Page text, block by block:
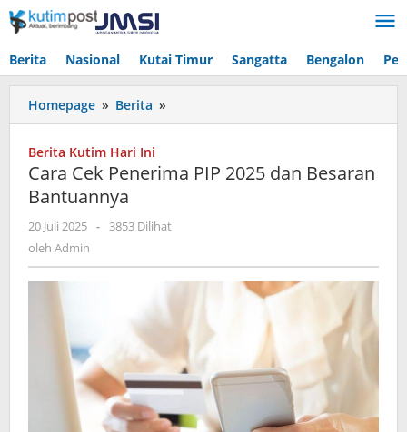
Lewati
ke
Berita Nasional Kutai Timur Sangatta Bengalon
Homepage » Berita »
Cek
2025
Besaran
Berita Kutim Hari Ini
Cara Cek Penerima PIP 2025 dan Besaran
Bantuannya
20 Juli 2025 oleh
- 3853 Dilihat
oleh Admin